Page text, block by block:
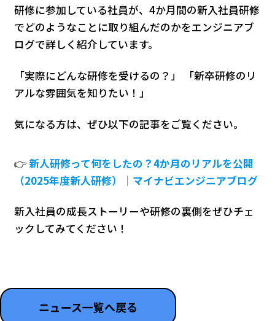
研修に参加している社員が、4か月間の新入社員研修
でどのようなことに取り組んだのかをエンジニアブ
ログで詳しく紹介しています。
「実際にどんな研修を受けるの？」 「新卒研修のリ
アルな雰囲気を知りたい！」
気になる方は、ぜひ以下の記事をご覧ください。
👉新人研修って何をしたの？4か月のリアルを公開
（2025年度新人研修）｜マイナビエンジニアブログ
新入社員の成長ストーリーや研修の裏側をぜひチェ
ックしてみてください！
ニュース一覧へ戻る